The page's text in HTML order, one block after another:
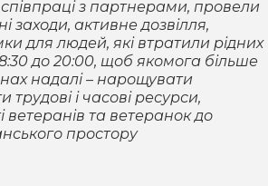
з партнерами, провели
заходи, активне дозвілля,
для людей, які втратили рідних
до 20:00, щоб якомога більше
надалі – нарощувати
і часові ресурси,
ветеранів та ветеранок до
простору